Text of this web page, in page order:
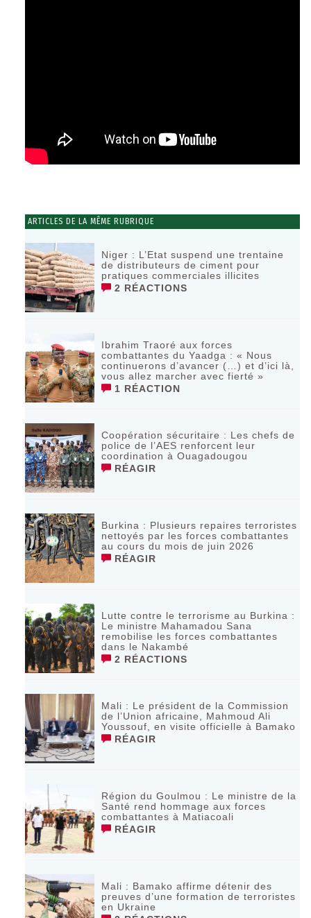
ARTICLES DE LA MÊME RUBRIQUE
Niger : L’Etat suspend une trentaine
de distributeurs de ciment pour
pratiques commerciales illicites
2 RÉACTIONS
Ibrahim Traoré aux forces
combattantes du Yaadga : « Nous
continuerons d’avancer (…) et d’ici là,
vous allez marcher avec fierté »
1 RÉACTION
Coopération sécuritaire : Les chefs de
police de l’AES renforcent leur
coordination à Ouagadougou
RÉAGIR
‎Burkina : Plusieurs repaires terroristes
nettoyés par les forces combattantes
au cours du mois de juin 2026
RÉAGIR
Lutte contre le terrorisme au Burkina :
Le ministre Mahamadou Sana
remobilise les forces combattantes
dans le Nakambé
2 RÉACTIONS
Mali : Le président de la Commission
de l’Union africaine, Mahmoud Ali
Youssouf, en visite officielle à Bamako
RÉAGIR
Région du Goulmou : Le ministre de la
Santé rend hommage aux forces
combattantes à Matiacoali
RÉAGIR
Mali : Bamako affirme détenir des
preuves d’une formation de terroristes
en Ukraine